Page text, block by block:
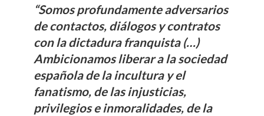
“Somos profundamente adversarios
de contactos, diálogos y contratos
con la dictadura franquista (…)
Ambicionamos liberar a la sociedad
española de la incultura y el
fanatismo, de las injusticias,
privilegios e inmoralidades, de la